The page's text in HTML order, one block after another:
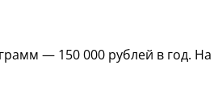
— 150 000 рублей в год. На